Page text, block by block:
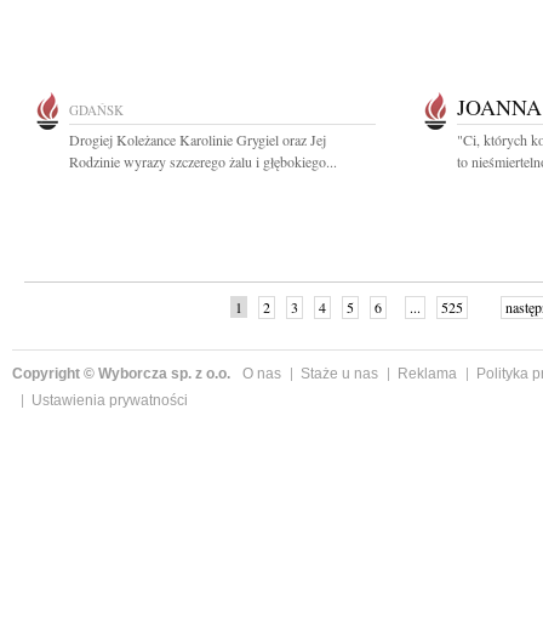
GDAŃSK
Drogiej Koleżance Karolinie Grygiel oraz Jej
Rodzinie wyrazy szczerego żalu i głębokiego...
"Ci, których
to
1 2 3 4 5 6 ... 525
Copyright © Wyborcza sp. z o.o. O nas Staże u nas Reklama
Polityka
Ustawienia prywatności